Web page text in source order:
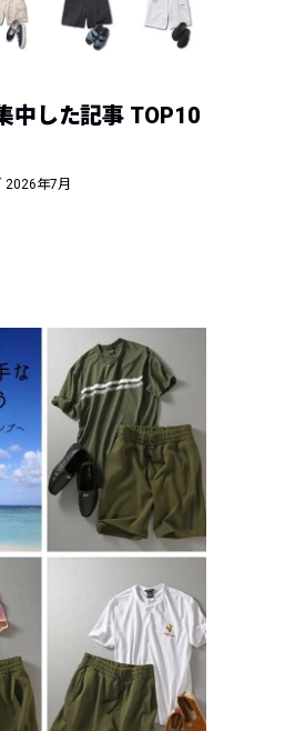
中した記事 TOP10
2026年7月